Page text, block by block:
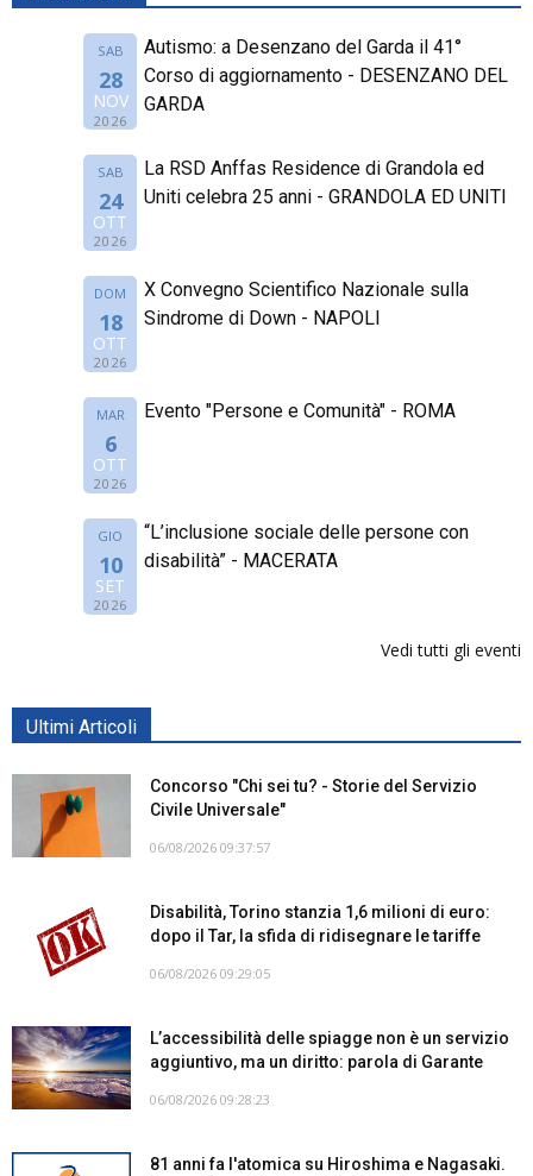
SAB
28
NOV
2026
Autismo: a Desenzano del Garda il 41°
Corso di aggiornamento - DESENZANO DEL
GARDA
SAB
24
OTT
2026
La RSD Anffas Residence di Grandola ed
Uniti celebra 25 anni - GRANDOLA ED UNITI
DOM
18
OTT
2026
X Convegno Scientifico Nazionale sulla
Sindrome di Down - NAPOLI
MAR
6
OTT
2026
Evento "Persone e Comunità" - ROMA
GIO
10
SET
2026
“L’inclusione sociale delle persone con
disabilità” - MACERATA
Vedi tutti gli eventi
Ultimi Articoli
Concorso "Chi sei tu? - Storie del Servizio
Civile Universale"
06/08/2026 09:37:57
Disabilità, Torino stanzia 1,6 milioni di euro:
dopo il Tar, la sfida di ridisegnare le tariffe
06/08/2026 09:29:05
L’accessibilità delle spiagge non è un servizio
aggiuntivo, ma un diritto: parola di Garante
06/08/2026 09:28:23
81 anni fa l'atomica su Hiroshima e Nagasaki.